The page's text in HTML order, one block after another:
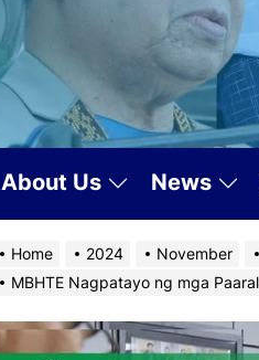
About Us News
Home 2024 November
MBHTE Nagpatayo ng mga